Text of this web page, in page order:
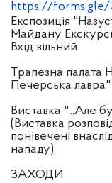
https://forms.gle/
Експозиція
Майдану
Вхід вільний
Трапезна палата
Печерська лавра"
Виставка "...Але
(Виставка
понівечені
нападу)
ЗАХОДИ